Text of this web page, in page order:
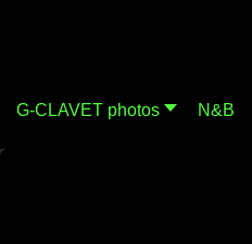
G-CLAVET photos N&B